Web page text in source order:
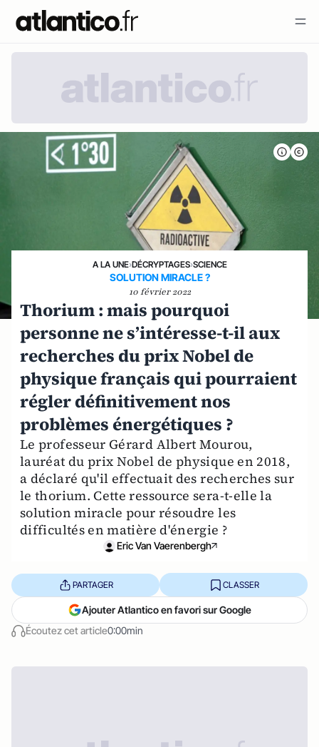
A LA UNE›DÉCRYPTAGES›SCIENCE
SOLUTION MIRACLE ?
10 février 2022
Thorium : mais pourquoi
personne ne s’intéresse-t-il aux
recherches du prix Nobel de
physique français qui pourraient
régler définitivement nos
problèmes énergétiques ?
Le professeur Gérard Albert Mourou,
lauréat du prix Nobel de physique en 2018,
a déclaré qu'il effectuait des recherches sur
le thorium. Cette ressource sera-t-elle la
solution miracle pour résoudre les
difficultés en matière d'énergie ?
Eric Van Vaerenbergh
Écoutez cet article0:00min
PARTAGER CLASSER
Ajouter Atlantico en favori sur Google